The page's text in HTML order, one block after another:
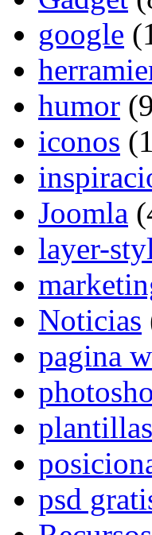
google
humor
iconos
Joomla
layer-
Noticias
pagina
psd